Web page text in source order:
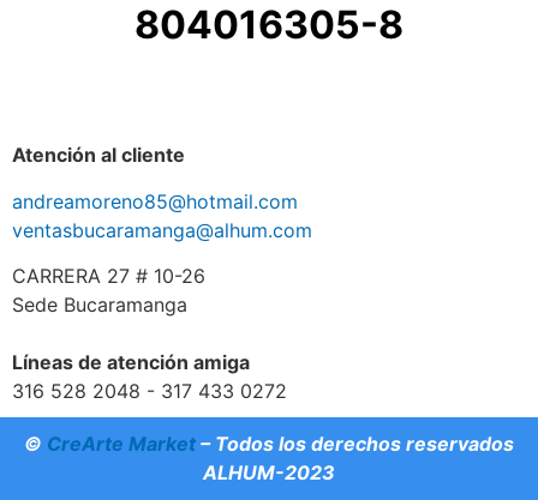
804016305-8
Atención al cliente
andreamoreno85@hotmail.com
ventasbucaramanga@alhum.com
CARRERA 27 # 10-26
Sede Bucaramanga
Líneas de atención amiga
316 528 2048 - 317 433 0272
© CreArte Market – Todos los derechos reservados
ALHUM-2023